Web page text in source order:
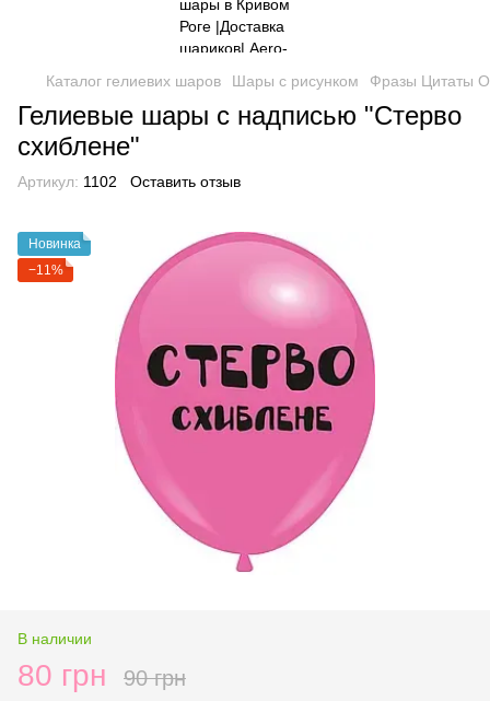
Каталог гелиевих шаров Шары с рисунком Фразы Цитаты
Гелиевые шары с надписью "Стерво
схиблене"
Артикул: 1102 Оставить отзыв
Новинка
−11%
В наличии
80 грн 90 грн